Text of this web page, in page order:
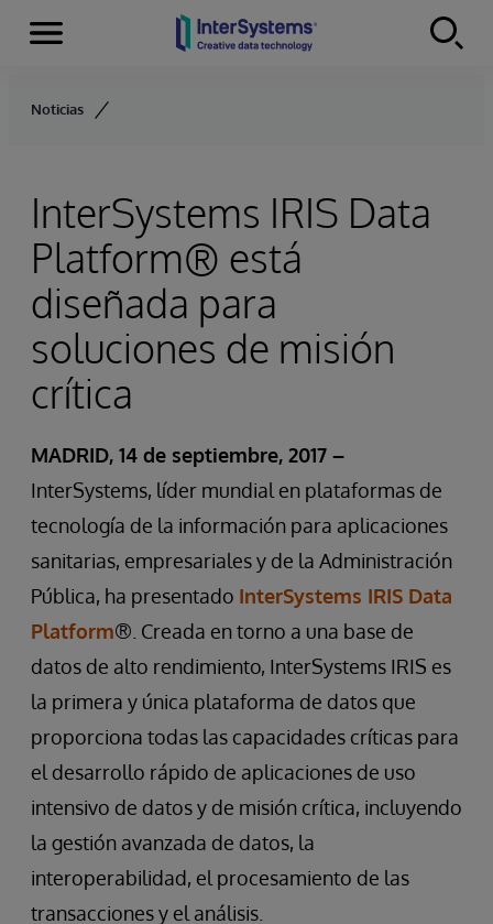
Skip to content
Secciones
Noticias
InterSystems IRIS Data
Platform® está
diseñada para
soluciones de misión
crítica
MADRID, 14 de septiembre, 2017 –
InterSystems, líder mundial en plataformas de
tecnología de la información para aplicaciones
sanitarias, empresariales y de la Administración
Pública, ha presentado InterSystems IRIS Data
Platform®. Creada en torno a una base de
datos de alto rendimiento, InterSystems IRIS es
la primera y única plataforma de datos que
proporciona todas las capacidades críticas para
el desarrollo rápido de aplicaciones de uso
intensivo de datos y de misión crítica, incluyendo
la gestión avanzada de datos, la
interoperabilidad, el procesamiento de las
transacciones y el análisis.